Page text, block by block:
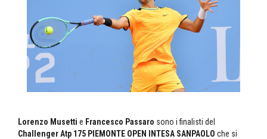
Lorenzo Musetti e Francesco Passaro sono i finalisti del
Challenger Atp 175 PIEMONTE OPEN INTESA SANPAOLO che si